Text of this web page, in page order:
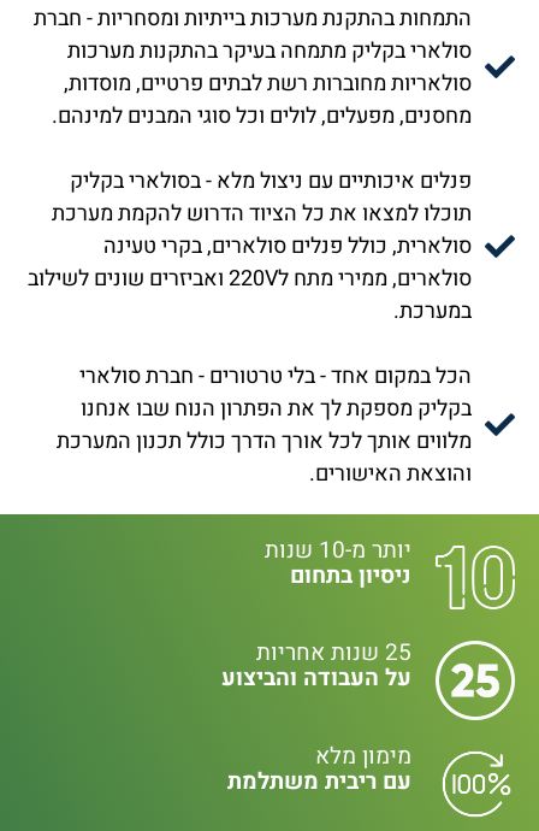
התמחות בהתקנת מערכות בייתיות ומסחריות - חברת
סולארי בקליק מתמחה בעיקר בהתקנות מערכות
סולאריות מחוברות רשת לבתים פרטיים, מוסדות,
מחסנים, מפעלים, לולים וכל סוגי המבנים למינהם.
פנלים איכותיים עם ניצול מלא - בסולארי בקליק
תוכלו למצאו את כל הציוד הדרוש להקמת מערכת
סולארית, כולל פנלים סולארים, בקרי טעינה
סולארים, ממירי מתח ל220V ואביזרים שונים לשילוב
במערכת.
הכל במקום אחד - בלי טרטורים - חברת סולארי
בקליק מספקת לך את הפתרון הנוח שבו אנחנו
מלווים אותך לכל אורך הדרך כולל תכנון המערכת
והוצאת האישורים.
יותר מ-10 שנות
ניסיון בתחום
25 שנות אחריות
על העבודה והביצוע
מימון מלא
עם ריבית משתלמת